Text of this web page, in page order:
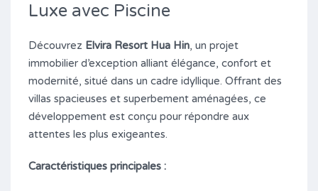
Luxe avec Piscine
Découvrez Elvira Resort Hua Hin, un projet
immobilier d’exception alliant élégance, confort et
modernité, situé dans un cadre idyllique. Offrant des
villas spacieuses et superbement aménagées, ce
développement est conçu pour répondre aux
attentes les plus exigeantes.
Caractéristiques principales :